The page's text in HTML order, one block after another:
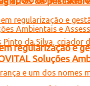
regularização e
Soluções